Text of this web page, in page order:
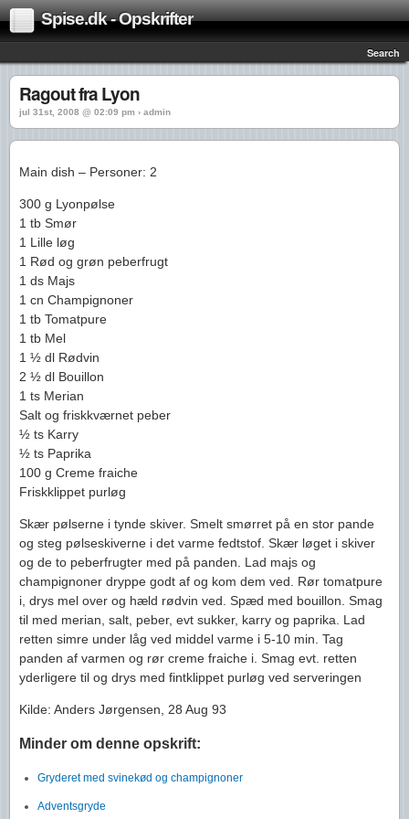
Spise.dk - Opskrifter
Search
Ragout fra Lyon
jul 31st, 2008 @ 02:09 pm › admin
Main dish – Personer: 2
300 g Lyonpølse
1 tb Smør
1 Lille løg
1 Rød og grøn peberfrugt
1 ds Majs
1 cn Champignoner
1 tb Tomatpure
1 tb Mel
1 ½ dl Rødvin
2 ½ dl Bouillon
1 ts Merian
Salt og friskkværnet peber
½ ts Karry
½ ts Paprika
100 g Creme fraiche
Friskklippet purløg
Skær pølserne i tynde skiver. Smelt smørret på en stor pande
og steg pølseskiverne i det varme fedtstof. Skær løget i skiver
og de to peberfrugter med på panden. Lad majs og
champignoner dryppe godt af og kom dem ved. Rør tomatpure
i, drys mel over og hæld rødvin ved. Spæd med bouillon. Smag
til med merian, salt, peber, evt sukker, karry og paprika. Lad
retten simre under låg ved middel varme i 5-10 min. Tag
panden af varmen og rør creme fraiche i. Smag evt. retten
yderligere til og drys med fintklippet purløg ved serveringen
Kilde: Anders Jørgensen, 28 Aug 93
Minder om denne opskrift:
Gryderet med svinekød og champignoner
Adventsgryde